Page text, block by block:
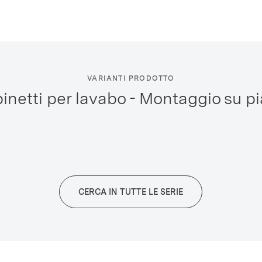
VARIANTI PRODOTTO
per lavabo - Montaggio su
CERCA IN TUTTE LE SERIE